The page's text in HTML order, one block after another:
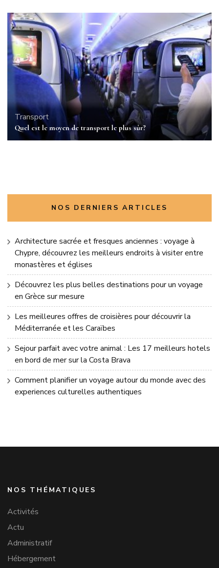
Transport
Quel est le moyen de transport le plus sûr?
NOS DERNIERS ARTICLES
Architecture sacrée et fresques anciennes : voyage à
Chypre, découvrez les meilleurs endroits à visiter entre
monastères et églises
Découvrez les plus belles destinations pour un voyage
en Grèce sur mesure
Les meilleures offres de croisières pour découvrir la
Méditerranée et les Caraïbes
Sejour parfait avec votre animal : Les 17 meilleurs hotels
en bord de mer sur la Costa Brava
Comment planifier un voyage autour du monde avec des
experiences culturelles authentiques
NOS THÉMATIQUES
Activités
Actu
Administratif
Hébergement